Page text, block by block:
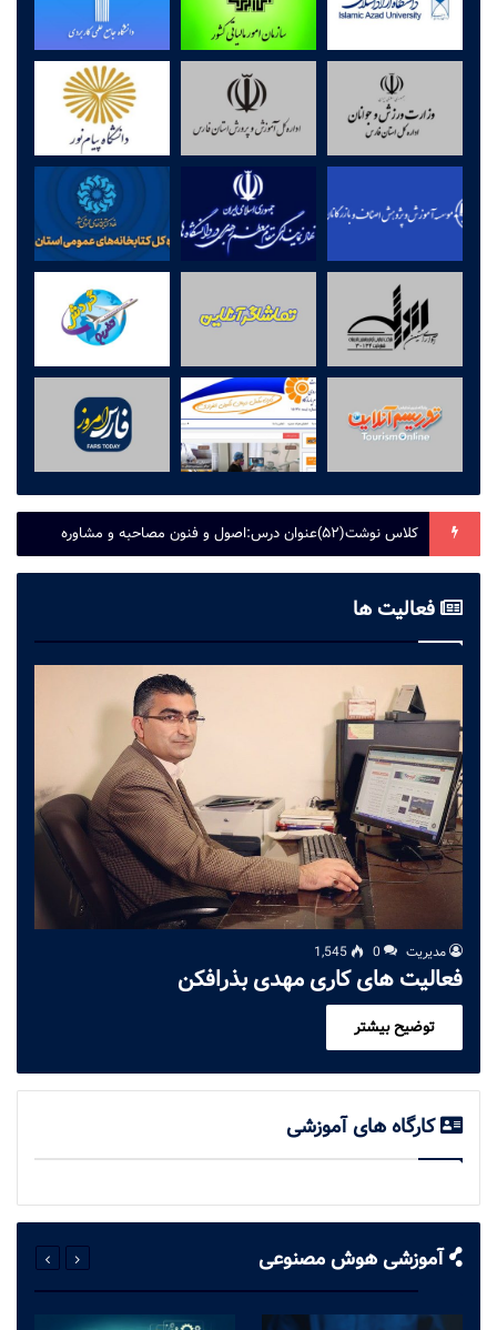
کلاس نوشت(۵۲)عنوان درس:اصول و فنون مصاحبه و مشاوره
فعالیت ها
مدیریت 0
1,545
فعالیت های کاری مهدی بذرافکن
توضیح بیشتر
کارگاه های آموزشی
آموزشی هوش مصنوعی